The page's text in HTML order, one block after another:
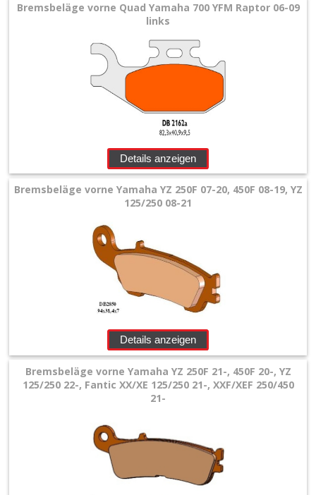
Bremsbeläge vorne Quad Yamaha 700 YFM Raptor 06-09
links
Details anzeigen
Bremsbeläge vorne Yamaha YZ 250F 07-20, 450F 08-19, YZ
125/250 08-21
Details anzeigen
Bremsbeläge vorne Yamaha YZ 250F 21-, 450F 20-, YZ
125/250 22-, Fantic XX/XE 125/250 21-, XXF/XEF 250/450
21-